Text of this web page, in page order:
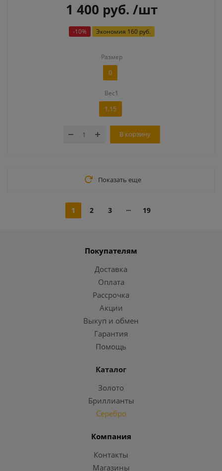
1 400 руб. /шт
-10% Экономия 160 руб.
Размер
0
Вес1
1,15
В корзину
Показать еще
1 2 3 19
Покупателям
Доставка
Оплата
Рассрочка
Акции
Выкуп и обмен
Гарантия
Помощь
Каталог
Золото
Бриллианты
Серебро
Компания
Контакты
Магазины